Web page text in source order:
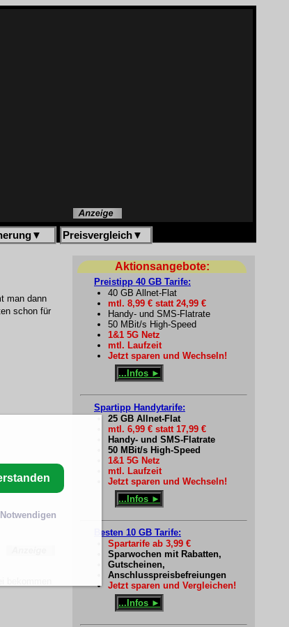
▼ Preisvergleich▼
man dann
schon für
Aktionsangebote:
Preistipp 40 GB Tarife:
40 GB Allnet-Flat
mtl. 8,99 € statt 24,99 €
Handy- und SMS-Flatrate
50 MBit/s High-Speed
1&1 5G Netz
mtl. Laufzeit
Jetzt sparen und Wechseln!
...Infos ►
Spartipp Handytarife:
25 GB Allnet-Flat
mtl. 6,99 € statt 17,99 €
Handy- und SMS-Flatrate
50 MBit/s High-Speed
1&1 5G Netz
mtl. Laufzeit
Jetzt sparen und Wechseln!
...Infos ►
Besten 10 GB Tarife:
Spartarife ab 3,99 €
Sparwochen mit Rabatten,
Gutscheinen,
Anschlusspreisbefreiungen
Jetzt sparen und Vergleichen!
...Infos ►